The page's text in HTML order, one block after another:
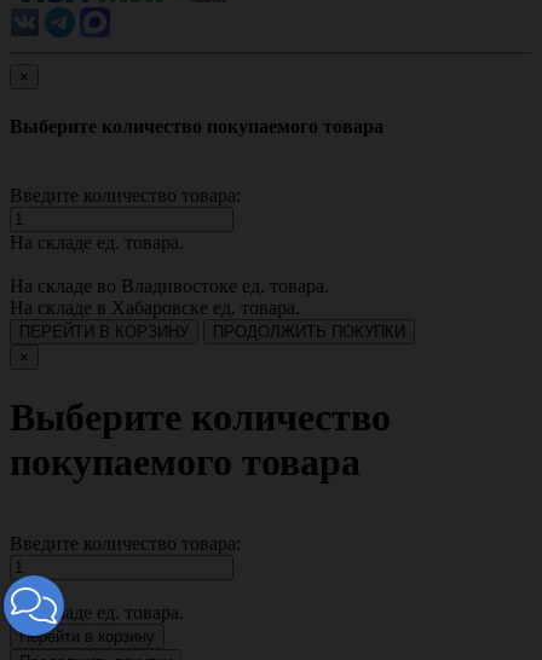
×
Выберите количество покупаемого товара
Введите количество товара:
На складе ед. товара.
На складе во Владивостоке ед. товара.
На складе в Хабаровске ед. товара.
ПЕРЕЙТИ В КОРЗИНУ
ПРОДОЛЖИТЬ ПОКУПКИ
×
Выберите количество
покупаемого товара
Введите количество товара:
На складе ед. товара.
Перейти в корзину